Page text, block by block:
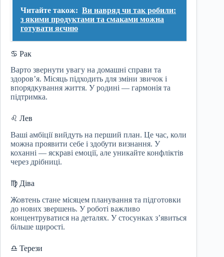
Читайте також: Ви навряд чи так робили:
з якими продуктами та смаками можна
готувати яєчню
♋ Рак
Варто звернути увагу на домашні справи та
здоров’я. Місяць підходить для зміни звичок і
впорядкування життя. У родині — гармонія та
підтримка.
♌ Лев
Ваші амбіції вийдуть на перший план. Це час, коли
можна проявити себе і здобути визнання. У
коханні — яскраві емоції, але уникайте конфліктів
через дрібниці.
♍ Діва
Жовтень стане місяцем планування та підготовки
до нових звершень. У роботі важливо
концентруватися на деталях. У стосунках з’явиться
більше щирості.
♎ Терези